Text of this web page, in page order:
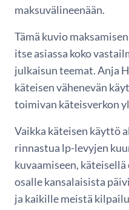
maksuvälineenään.
Tämä kuvio
itse asiassa koko
julkaisun teemat. Anja
käteisen vähenevän
toimivan käteisverkon
Vaikka käteisen käyttö
rinnastua lp-levyjen
kuvaamiseen,
osalle kansalaisista
ja kaikille meistä